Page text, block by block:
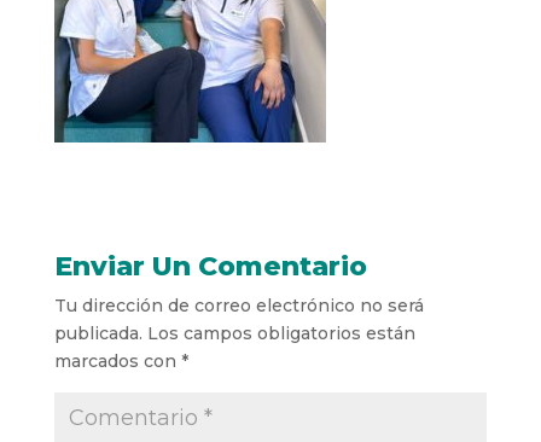
Enviar Un Comentario
Tu dirección de correo electrónico no será
publicada. Los campos obligatorios están
marcados con *